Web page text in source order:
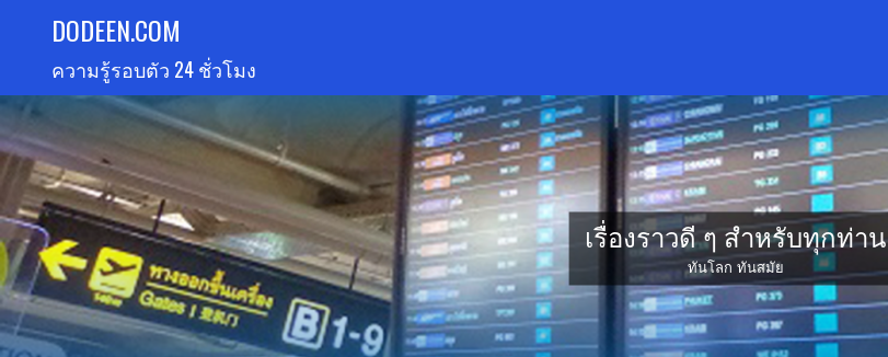
content
DODEEN.COM
ความรู้รอบตัว 24 ชั่วโมง
เรื่องราวดี ๆ สำหรับทุกท่าน
ทันโลก ทันสมัย